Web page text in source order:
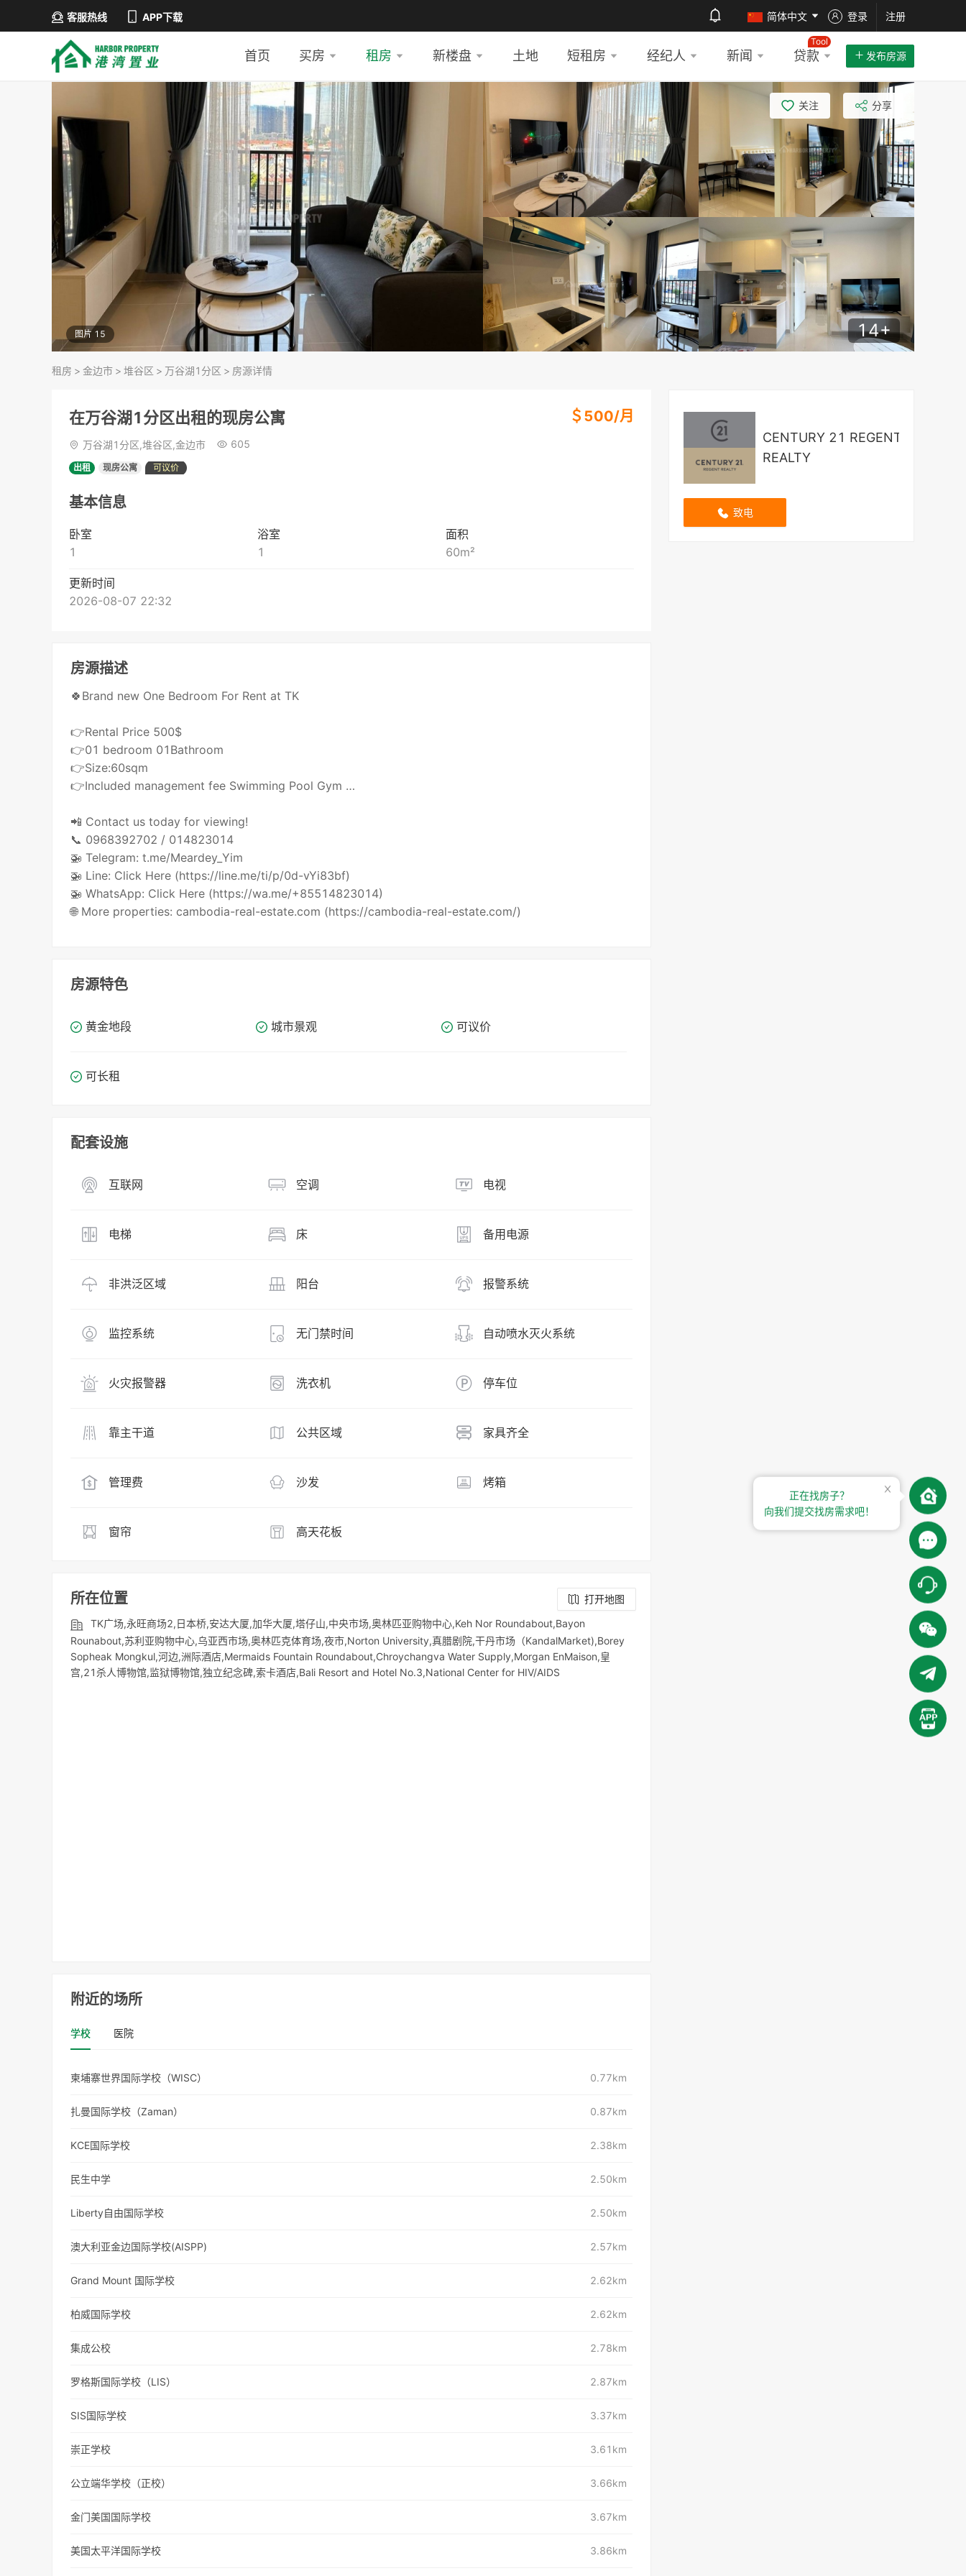
客服热线 APP下载 简体中文 登录 注册
首页 买房 租房 新楼盘 土地 短租房 经纪人 新闻 贷款
Tool
发布房源
图片 15 14+
关注 分享
租房 > 金边市 > 堆谷区 > 万谷湖1分区 > 房源详情
CENTURY 21 REGENT
REALTY
致电
在万谷湖1分区出租的现房公寓 ＄ 500/月
万谷湖1分区,堆谷区,金边市 605
出租 现房公寓 可议价
基本信息
卧室
1
浴室
1
面积
60m²
更新时间
2026-08-07 22:32
房源描述
🍀Brand new One Bedroom For Rent at TK
👉Rental Price 500$
👉01 bedroom 01Bathroom
👉Size:60sqm
👉Included management fee Swimming Pool Gym …
📲 Contact us today for viewing!
📞 0968392702 / 014823014
🚁 Telegram: t.me/Meardey_Yim
🚁 Line: Click Here (https://line.me/ti/p/0d-vYi83bf)
🚁 WhatsApp: Click Here (https://wa.me/+85514823014)
🌐 More properties: cambodia-real-estate.com (https://cambodia-real-estate.com/)
房源特色
黄金地段 城市景观 可议价
可长租
配套设施
互联网 空调 电视
电梯 床 备用电源
非洪泛区域 阳台 报警系统
监控系统 无门禁时间 自动喷水灭火系统
火灾报警器 洗衣机 停车位
靠主干道 公共区域 家具齐全
管理费 沙发 烤箱
窗帘 高天花板
所在位置
打开地图
TK广场,永旺商场2,日本桥,安达大厦,加华大厦,塔仔山,中央市场,奥林匹亚购物中心,Keh Nor Roundabout,Bayon
Rounabout,苏利亚购物中心,乌亚西市场,奥林匹克体育场,夜市,Norton University,真腊剧院,干丹市场（KandalMarket),Borey
Sopheak Mongkul,河边,洲际酒店,Mermaids Fountain Roundabout,Chroychangva Water Supply,Morgan EnMaison,皇
宫,21杀人博物馆,监狱博物馆,独立纪念碑,索卡酒店,Bali Resort and Hotel No.3,National Center for HIV/AIDS
附近的场所
学校 医院
柬埔寨世界国际学校（WISC） 0.77km
扎曼国际学校（Zaman） 0.87km
KCE国际学校 2.38km
民生中学 2.50km
Liberty自由国际学校 2.50km
澳大利亚金边国际学校(AISPP) 2.57km
Grand Mount 国际学校 2.62km
柏威国际学校 2.62km
集成公校 2.78km
罗格斯国际学校（LIS） 2.87km
SIS国际学校 3.37km
崇正学校 3.61km
公立端华学校（正校） 3.66km
金门美国国际学校 3.67km
美国太平洋国际学校 3.86km
正在找房子？
向我们提交找房需求吧！